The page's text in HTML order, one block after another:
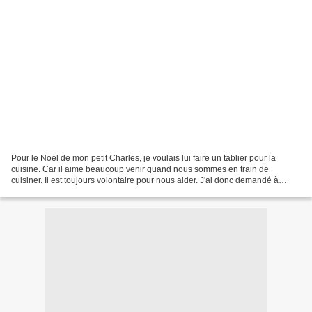
Pour le Noël de mon petit Charles, je voulais lui faire un tablier pour la
cuisine. Car il aime beaucoup venir quand nous sommes en train de
cuisiner. Il est toujours volontaire pour nous aider. J'ai donc demandé à